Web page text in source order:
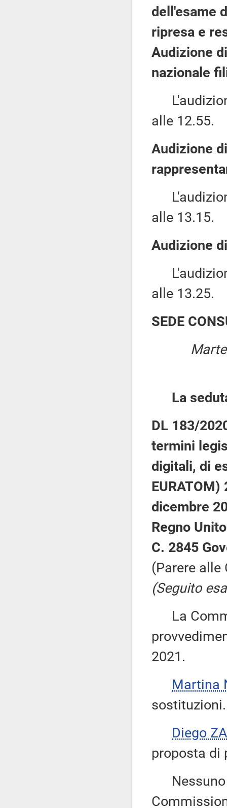
dell'esame
ripresa e
Audizione
nazionale
alle 12.55.
Audizione
alle 13.15.
Audizione
alle 13.25.
SEDE
La
DL 183/
termini
digitali, di
dicembre
Regno
C. 2845
(Parere
(Seguito
La
2021.
Martina
sostituzioni.
Diego
proposta di
Nessuno